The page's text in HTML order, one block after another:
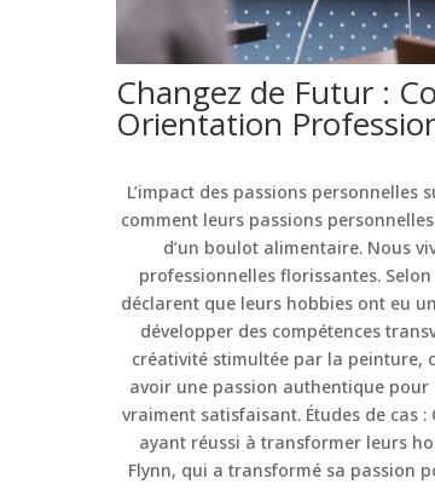
Changez de Futur :
Orientation
L’impact des passions
comment leurs passions
d’un boulot alimentaire. Nous
professionnelles florissantes.
déclarent que leurs hobbies ont eu
développer des compétences
créativité stimultée par la peinture,
avoir une passion authentique
vraiment satisfaisant. Études de cas
ayant réussi à transformer leurs
Flynn, qui a transformé sa passion